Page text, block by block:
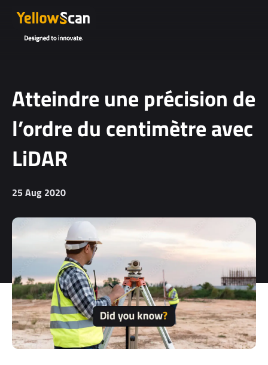
Atteindre une précision de
l’ordre du centimètre avec
LiDAR
25 Aug 2020